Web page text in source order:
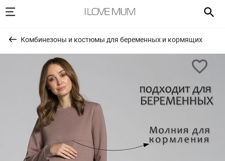
Комбинезоны и костюмы для беременных и кормящих